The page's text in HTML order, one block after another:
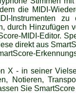
die MIDI-
Instrumenten
durch Hinzufügen
MIDI-Editor.
direkt aus
X - in seiner
Notieren,
Sie